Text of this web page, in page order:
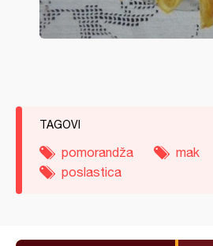
TAGOVI
pomorandža mak
poslastica